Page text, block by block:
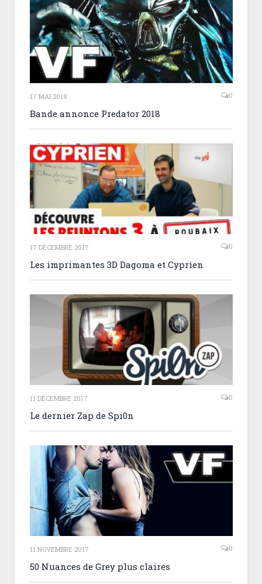
17 MAI 2018 0
Bande annonce Predator 2018
17 DÉCEMBRE 2017 0
Les imprimantes 3D Dagoma et Cyprien
11 DÉCEMBRE 2017 0
Le dernier Zap de Spi0n
11 NOVEMBRE 2017 0
50 Nuances de Grey plus claires